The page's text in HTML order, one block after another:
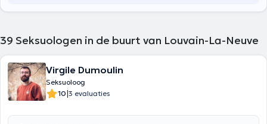
39 Seksuologen in de buurt van Louvain-La-Neuve
Virgile Dumoulin
Seksuoloog
10|3 evaluaties